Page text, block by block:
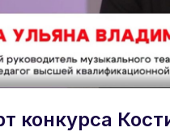
конкурса